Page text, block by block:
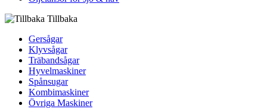
Tillbaka
Gersågar
Klyvsågar
Träbandsågar
Hyvelmaskiner
Spånsugar
Kombimaskiner
Övriga Maskiner